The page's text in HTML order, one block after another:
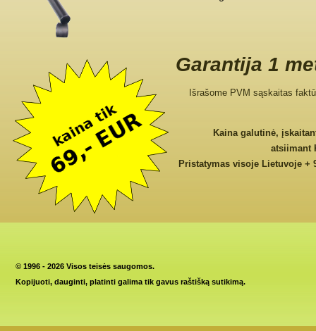
Garantija 1
Išrašome PVM sąskaitas
Kaina galutinė,
atsiimant
Pristatymas visoje Lietuvoje +
© 1996 - 2026 Visos teisės saugomos.
Kopijuoti, dauginti, platinti galima tik gavus raštišką sutikimą.